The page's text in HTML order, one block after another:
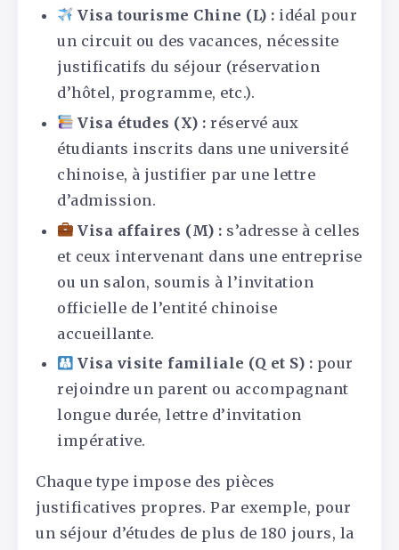
Visa tourisme Chine (L) : idéal pour
un circuit ou des vacances, nécessite
justificatifs du séjour (réservation
d’hôtel, programme, etc.).
Visa études (X) : réservé aux
étudiants inscrits dans une université
chinoise, à justifier par une lettre
d’admission.
Visa affaires (M) : s’adresse à celles
et ceux intervenant dans une entreprise
ou un salon, soumis à l’invitation
officielle de l’entité chinoise
accueillante.
Visa visite familiale (Q et S) : pour
rejoindre un parent ou accompagnant
longue durée, lettre d’invitation
impérative.
Chaque type impose des pièces
justificatives propres. Par exemple, pour
un séjour d’études de plus de 180 jours, la